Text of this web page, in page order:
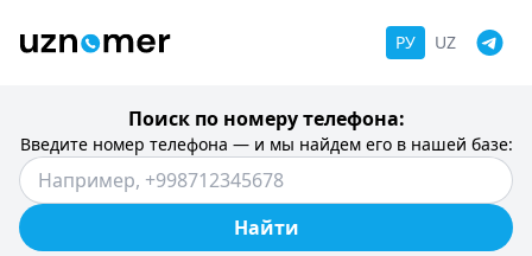
РУ UZ
Поиск по номеру телефона:
Введите номер телефона — и мы найдем его в нашей базе:
Найти